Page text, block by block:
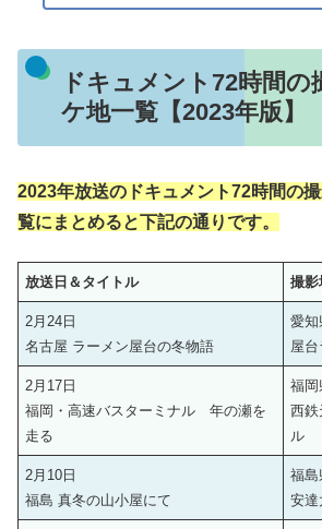
ドキュメント72時間の
ケ地一覧【2023年版】
2023年放送のドキュメント72時間の
覧にまとめると下記の通りです。
放送日＆タイトル 撮
2月24日
名古屋 ラーメン屋台の冬物語
愛知
屋
2月17日
福岡・高速バスターミナル 年の瀬を
走る
福岡
西鉄
ル
2月10日
福島 真冬の山小屋にて
福島
安達